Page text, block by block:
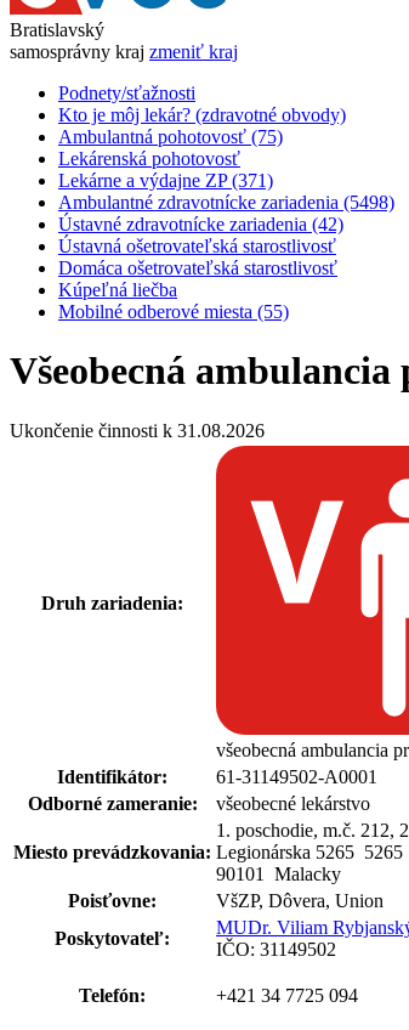
Bratislavský
samosprávny kraj zmeniť kraj
Podnety/sťažnosti
Kto je môj lekár? (zdravotné obvody)
Ambulantná pohotovosť (75)
Lekárenská pohotovosť
Lekárne a výdajne ZP (371)
Ambulantné zdravotnícke zariadenia (5498)
Ústavné zdravotnícke zariadenia (42)
Ústavná ošetrovateľská starostlivosť
Domáca ošetrovateľská starostlivosť
Kúpeľná liečba
Mobilné odberové miesta (55)
Všeobecná
Ukončenie činnosti k 31.08.2026
Druh zariadenia:
všeobecná ambulancia
Identifikátor:
61-31149502-A0001
Odborné zameranie:
všeobecné lekárstvo
Miesto prevádzkovania:
1. poschodie, m.č. 212,
Legionárska 5265 5265
90101 Malacky
Poisťovne:
VšZP, Dôvera, Union
Poskytovateľ:
MUDr. Viliam
IČO: 31149502
Telefón: +421 34 7725 094